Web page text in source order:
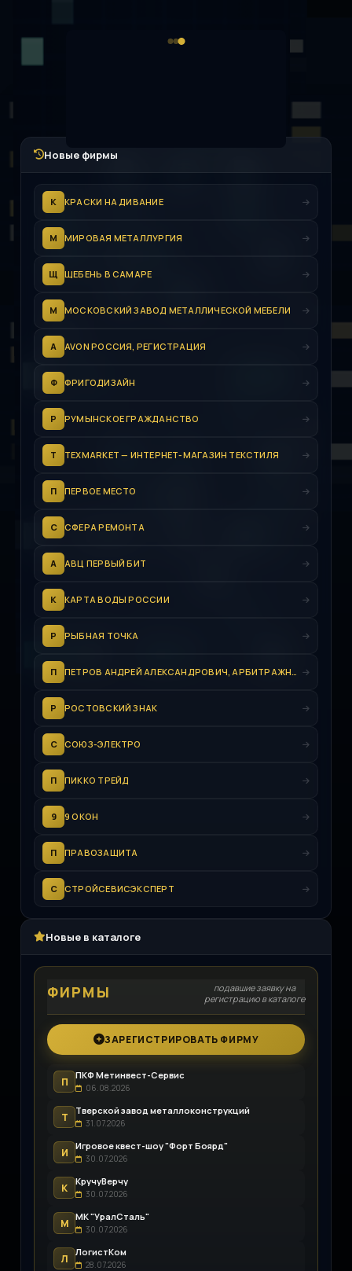
Новые фирмы
К КРАСКИ НА ДИВАНИЕ
М МИРОВАЯ МЕТАЛЛУРГИЯ
Щ ЩЕБЕНЬ В САМАРЕ
М МОСКОВСКИЙ ЗАВОД МЕТАЛЛИЧЕСКОЙ МЕБЕЛИ
A AVON РОССИЯ, РЕГИСТРАЦИЯ
Ф ФРИГОДИЗАЙН
Р РУМЫНСКОЕ ГРАЖДАНСТВО
T TEXMARKET — ИНТЕРНЕТ-МАГАЗИН ТЕКСТИЛЯ
П ПЕРВОЕ МЕСТО
С СФЕРА РЕМОНТА
А АВЦ ПЕРВЫЙ БИТ
К КАРТА ВОДЫ РОССИИ
Р РЫБНАЯ ТОЧКА
П ПЕТРОВ АНДРЕЙ АЛЕКСАНДРОВИЧ, АРБИТРАЖНЫЙ УПРАВЛЯЮЩИЙ
Р РОСТОВСКИЙ ЗНАК
С СОЮЗ-ЭЛЕКТРО
П ПИККО ТРЕЙД
9 9 ОКОН
П ПРАВОЗАЩИТА
С СТРОЙСЕВИСЭКСПЕРТ
Новые в каталоге
ФИРМЫ
подавшие заявку на
регистрацию в каталоге
ЗАРЕГИСТРИРОВАТЬ ФИРМУ
П
ПКФ Метинвест-Сервис
06.08.2026
Т
Тверской завод металлоконструкций
31.07.2026
И
Игровое квест-шоу "Форт Боярд"
30.07.2026
К
КручуВерчу
30.07.2026
М
МК "УралСталь"
30.07.2026
Л
ЛогистКом
28.07.2026